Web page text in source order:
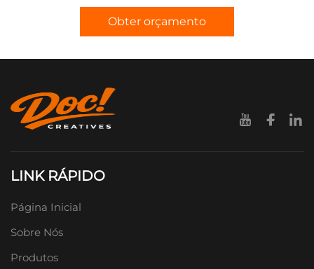
Obter orçamento
LINK RÁPIDO
Página Inicial
Sobre Nós
Produtos